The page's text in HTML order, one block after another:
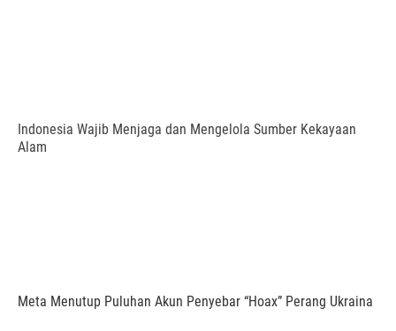
Indonesia Wajib Menjaga dan Mengelola Sumber Kekayaan
Alam
Meta Menutup Puluhan Akun Penyebar “Hoax” Perang Ukraina